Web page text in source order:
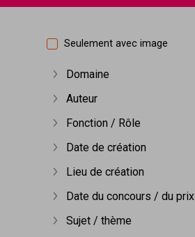
Seulement avec image
Afficher plus
Domaine
Afficher plus
Auteur
Afficher plus
Fonction / Rôle
Afficher plus
Date de création
Afficher plus
Lieu de création
Afficher plus
Date du concours / du prix
Afficher plus
Sujet / thème